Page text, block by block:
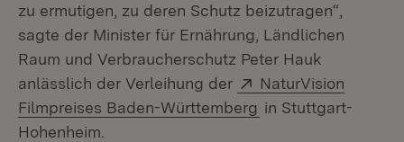
zu ermutigen, zu deren Schutz beizutragen“,
sagte der Minister für Ernährung, Ländlichen
Raum und Verbraucherschutz Peter Hauk
anlässlich der Verleihung der
Extern:
NaturVision
Filmpreises Baden-Württemberg (Öffnet in neuem
in Stuttgart-
Hohenheim.